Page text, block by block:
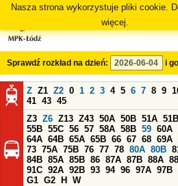
Nasza strona wykorzystuje pliki cookie.
więcej.
Sprawdź rozkład na dzień: i
Z Z1 Z2 0 1 2 3 4 5 6 7 8 9
41 43 45
Z3 Z6 Z13 Z43 50A 50B 51A 51B
55B 55C 56 57 58A 58B 59 60A
64A 64B 65A 65B 66 67 68 69A
73 75A 75B 76 77 78 80A 80B
84B 85A 85B 86 87A 87B 88A
91C 92A 92B 93 94 96 97A 97B
G1 G2 H
W